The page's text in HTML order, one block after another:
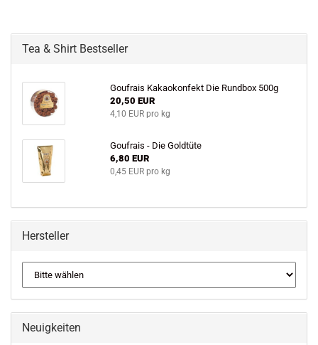
Tea & Shirt Bestseller
Goufrais Kakaokonfekt Die Rundbox 500g
20,50 EUR
4,10 EUR pro kg
Goufrais - Die Goldtüte
6,80 EUR
0,45 EUR pro kg
Hersteller
Neuigkeiten